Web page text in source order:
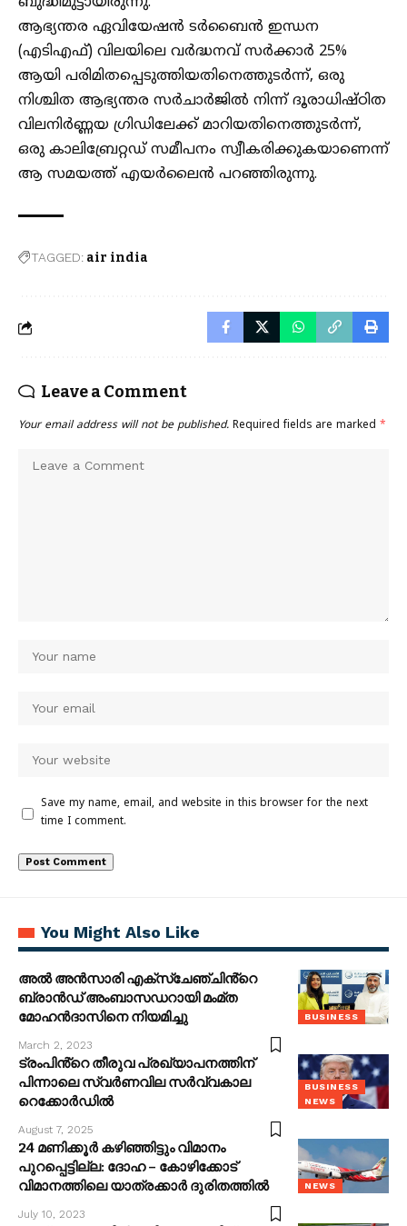
ആഭ്യന്തര ഏവിയേഷൻ ടർബൈൻ ഇന്ധന
(എടിഎഫ്) വിലയിലെ വർദ്ധനവ് സർക്കാർ 25%
ആയി പരിമിതപ്പെടുത്തിയതിനെത്തുടർന്ന്, ഒരു
നിശ്ചിത ആഭ്യന്തര സർചാർജിൽ നിന്ന് ദൂരാധിഷ്ഠിത
വിലനിർണ്ണയ ഗ്രിഡിലേക്ക് മാറിയതിനെത്തുടർന്ന്,
ഒരു കാലിബ്രേറ്റഡ് സമീപനം സ്വീകരിക്കുകയാണെന്ന്
ആ സമയത്ത് എയർലൈൻ പറഞ്ഞിരുന്നു.
TAGGED: air india
Leave a Comment
Your email address will not be published. Required fields are marked *
Save my name, email, and website in this browser for the next
time I comment.
You Might Also Like
BUSINESS
അൽ അൻസാരി എക്സ്​​ചേഞ്ചിൻ്റെ
ബ്രാൻഡ്​ അംബാസഡറായി മംമ്ത
മോഹൻദാസിനെ നിയമിച്ചു
March 2, 2023
BUSINESS
NEWS
ട്രംപിൻ്റെ തീരുവ പ്രഖ്യാപനത്തിന്
പിന്നാലെ സ്വർണവില സർവ്വകാല
റെക്കോർഡിൽ
August 7, 2025
NEWS
24 മണിക്കൂ‍ർ കഴിഞ്ഞിട്ടും വിമാനം
പുറപ്പെട്ടില്ല: ദോഹ – കോഴിക്കോട്
വിമാനത്തിലെ യാത്രക്കാർ ദുരിതത്തിൽ
July 10, 2023